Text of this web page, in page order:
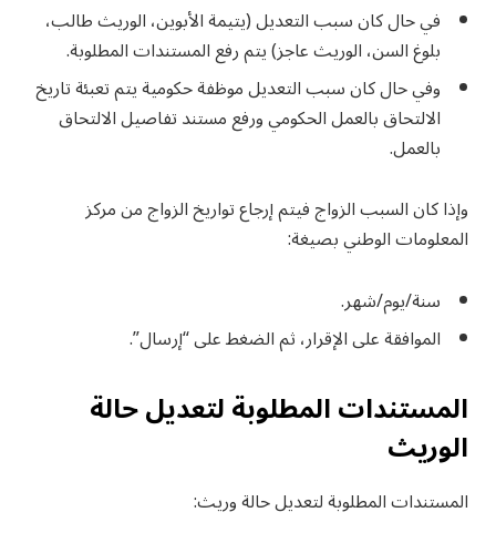
في حال كان سبب التعديل (يتيمة الأبوين، الوريث طالب،
بلوغ السن، الوريث عاجز) يتم رفع المستندات المطلوبة.
وفي حال كان سبب التعديل موظفة حكومية يتم تعبئة تاريخ
الالتحاق بالعمل الحكومي ورفع مستند تفاصيل الالتحاق
بالعمل.
وإذا كان السبب الزواج فيتم إرجاع تواريخ الزواج من مركز
المعلومات الوطني بصيغة:
سنة/يوم/شهر.
الموافقة على الإقرار، ثم الضغط على “إرسال”.
المستندات المطلوبة لتعديل حالة
الوريث
المستندات المطلوبة لتعديل حالة وريث: